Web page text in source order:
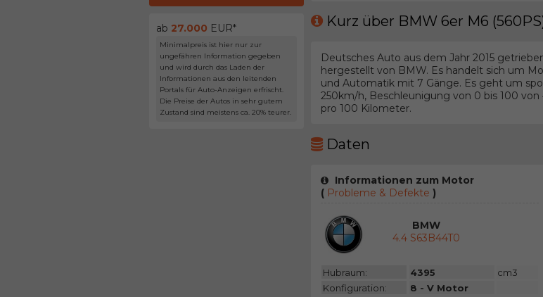
ab 27.000 EUR*
Minimalpreis ist hier nur zur
ungefähren Information gegeben
und wird durch das Laden der
Informationen aus den leitenden
Portals für Auto-Anzeigen erfrischt.
Die Preise der Autos in sehr gutem
Zustand sind meistens ca. 20% teurer.
Kurz über BMW 6er M6
Deutsches Auto aus dem Jahr 2015
hergestellt von BMW. Es handelt sich um
und Automatik mit 7 Gänge. Es geht um
250km/h, Beschleunigung von 0 bis 100
pro 100 Kilometer.
Daten
Informationen zum Motor
(Probleme & Defekte )
BMW
4.4 S63B44T0
Hubraum: 4395
cm3
Konfiguration:
8 - V Motor